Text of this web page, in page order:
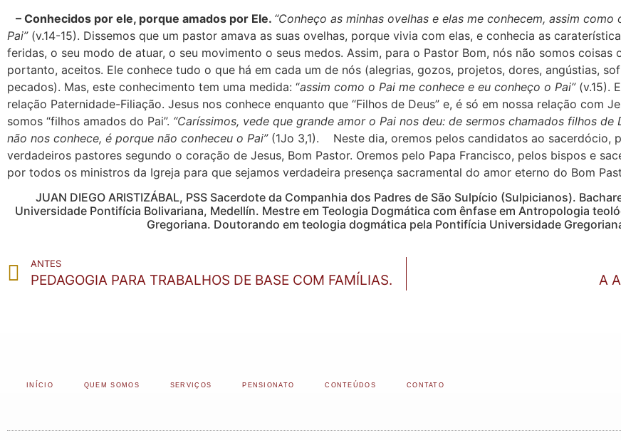
– Conhecidos por ele, porque amados por Ele. “Conheço as minhas ovelhas e elas me conhecem, assim
Pai” (v.14-15). Dissemos que um pastor amava as suas ovelhas, porque vivia com elas, e conhecia as
feridas, o seu modo de atuar, o seu movimento o seus medos. Assim, para o Pastor Bom, nós não somos coisas
portanto, aceitos. Ele conhece tudo o que há em cada um de nós (alegrias, gozos, projetos, dores, angústias,
pecados). Mas, este conhecimento tem uma medida: “assim como o Pai me conhece e eu conheço o Pai” (v.15).
relação Paternidade-Filiação. Jesus nos conhece enquanto que “Filhos de Deus” e, é só em nossa relação com
somos “filhos amados do Pai”. “Caríssimos, vede que grande amor o Pai nos deu: de sermos chamados filhos de
não nos conhece, é porque não conheceu o Pai”(1Jo 3,1). Neste dia, oremos pelos candidatos ao sacerdócio,
verdadeiros pastores segundo o coração de Jesus, Bom Pastor. Oremos pelo Papa Francisco, pelos bispos e
por todos os ministros da Igreja para que sejamos verdadeira presença sacramental do amor eterno do Bom
JUAN DIEGO ARISTIZÁBAL, PSS Sacerdote da Companhia dos Padres de São Sulpício (Sulpicianos).
Universidade Pontifícia Bolivariana, Medellín. Mestre em Teologia Dogmática com ênfase em Antropologia
Gregoriana. Doutorando em teologia dogmática pela Pontifícia Universidade
ANTES
PEDAGOGIA PARA TRABALHOS DE BASE COM FAMÍLIAS. A
INÍCIO QUEM SOMOS SERVIÇOS PENSIONATO CONTEÚDOS CONTATO